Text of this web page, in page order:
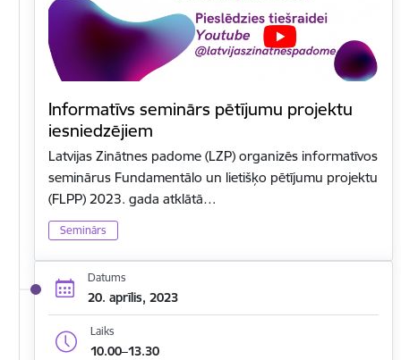
Informatīvs seminārs pētījumu projektu
iesniedzējiem
Latvijas Zinātnes padome (LZP) organizēs informatīvos
seminārus Fundamentālo un lietišķo pētījumu projektu
(FLPP) 2023. gada atklātā…
Seminārs
Datums
20. aprīlis, 2023
Laiks
10.00–13.30